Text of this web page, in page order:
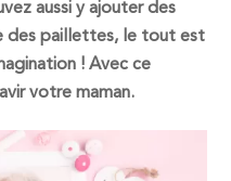
aussi y ajouter des
des paillettes, le tout est
! Avec ce
votre maman.